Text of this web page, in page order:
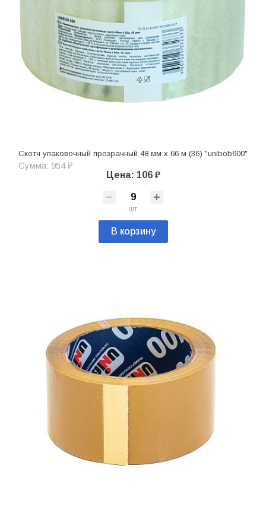
Скотч упаковочный прозрачный 48 мм х 66 м (36) "unibob600"
Сумма: 954 ₽
Цена: 106 ₽
шт
В корзину